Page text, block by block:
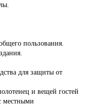
пользования.
для защиты от
и вещей гостей
местными